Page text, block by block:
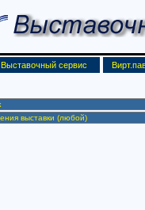
Выставочный сервис